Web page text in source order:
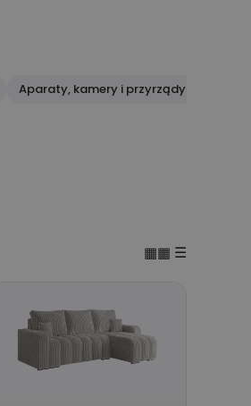
Aparaty, kamery i przyrządy optyczne
▦▦ ☰